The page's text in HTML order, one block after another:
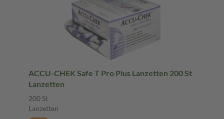
ACCU-CHEK Safe T Pro Plus Lanzetten 200 St
Lanzetten
200 St
Lanzetten